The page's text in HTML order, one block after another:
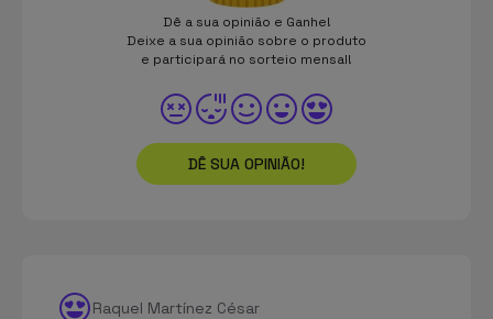
Dê a sua opinião e Ganhe!
Deixe a sua opinião sobre o produto
e participará no sorteio mensal!
DÊ SUA OPINIÃO!
Raquel Martínez César